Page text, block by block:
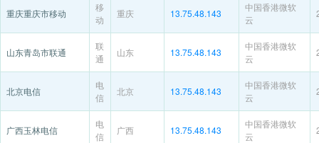
重庆重庆市移动
移
动
重庆 13.75.48.143
中国香港微软
云
山东青岛市联通
联
通
山东 13.75.48.143
中国香港微软
云
北京电信
电
信
北京 13.75.48.143
中国香港微软
云
广西玉林电信
电
信
广西 13.75.48.143
中国香港微软
云